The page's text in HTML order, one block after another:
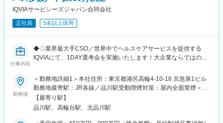
(2)トップクラスの契約メーカー数：同業他社と比較しても、多く
のプロジェクト数があり、様々なご経験を活かしていただくこと
が可能です。20代～60代までの幅広い年代のMRの方が活躍され
環境が整っています。
(3)多様なキャリアパス：
を用いてMRを支えるSV職へのキャリアチェンジや、ジョブリク
エスト制度を用いて人事・リクルートスタッフ・研修スタッフへ
の挑戦もできる環境が整っています。実際にこちらの制度を活用
し、キャリアチェンジした社員も多数います。
■営業スタイル：担当エリアの医療機関（開業医、病院）を訪問し
IQVIAサービシーズジャパン合同会社
正社員 5名以上採用
仕事内容
◆◇業界最大手CSO／世界中でヘルスケアサービスを提供する
IQVIAにて、1DAY選考会を実施いたします！大企業ならではの豊
＜募集概要＞
総合ヘルスケアカンパニーである同社にて、MR経験者を対象に
1DAY選考会を実施いたします！将来的にはMR経験者が活躍する
さまざまなキャリアパスのご用意がございます！ご興味をお持ち
の方は応募前にカジュアル面談等も可能でございますので、是非
勤務地
＜勤務地詳細1＞本社住所：東京都港区高輪4-10-18 京急第1ビル
勤務地最寄駅：JR各線／品川駅受動喫煙対策：屋内全面禁煙＜勤
務地詳細2＞全国住所：全国 ※希望勤務地はアドバイザーにお伝
えください。 受動喫煙対策：屋内全面禁煙変更の範囲：会社の定
【最寄り駅】
品川駅、高輪台駅、北品川駅